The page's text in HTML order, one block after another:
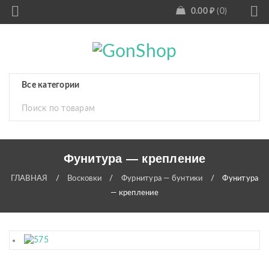
0.00 ₽ 0
Фунитура — крепление
ГЛАВНАЯ / Восковки / Фурнитура — бунтики /
Фунитура
— крепление